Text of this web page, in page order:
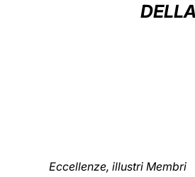
Eccellenze, illustri Membri